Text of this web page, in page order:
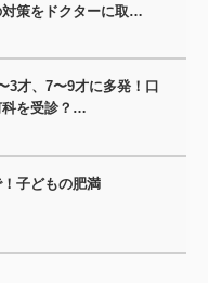
策をドクターに取…
3才、7〜9才に多発！口
科を受診？…
子どもの肥満